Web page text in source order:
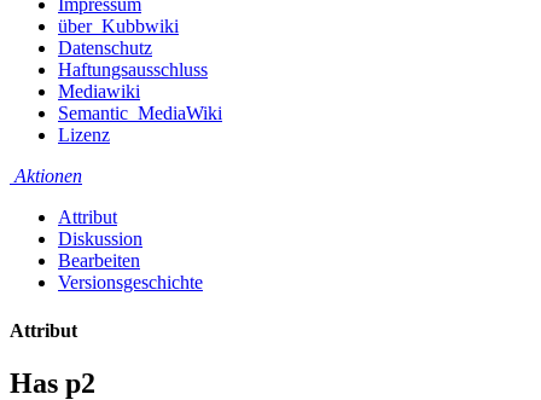
Impressum
über_Kubbwiki
Datenschutz
Haftungsausschluss
Mediawiki
Semantic_MediaWiki
Lizenz
Aktionen
Attribut
Diskussion
Bearbeiten
Versionsgeschichte
Attribut
Has p2